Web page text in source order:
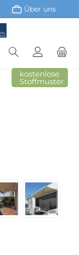
Über uns
kostenlose
Stoffmuster